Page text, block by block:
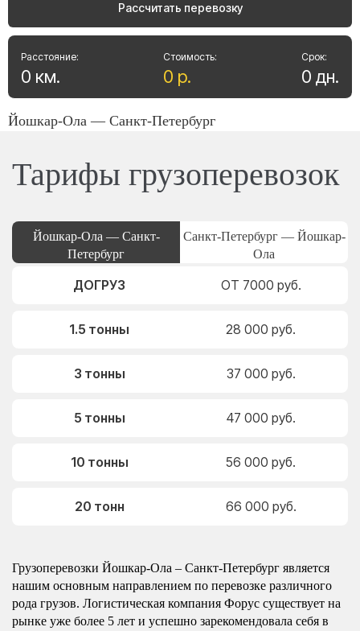
Рассчитать перевозку
Стоимость:
0 р.
Расстояние:
0 км.
Срок:
0 дн.
Йошкар-Ола — Санкт-Петербург
Тарифы грузоперевозок
Йошкар-Ола — Санкт-
Петербург
Санкт-Петербург — Йошкар-
Ола
ДОГРУЗ ОТ 7000 руб.
1.5 тонны 28 000 руб.
3 тонны 37 000 руб.
5 тонны 47 000 руб.
10 тонны 56 000 руб.
20 тонн 66 000 руб.
Грузоперевозки Йошкар-Ола – Санкт-Петербург является
нашим основным направлением по перевозке различного
рода грузов. Логистическая компания Форус существует на
рынке уже более 5 лет и успешно зарекомендовала себя в